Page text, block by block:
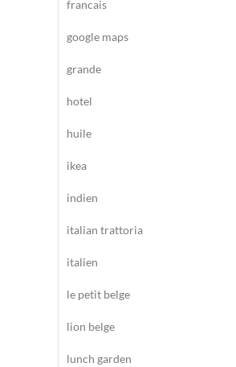
francais
google maps
grande
hotel
huile
ikea
indien
italian trattoria
italien
le petit belge
lion belge
lunch garden